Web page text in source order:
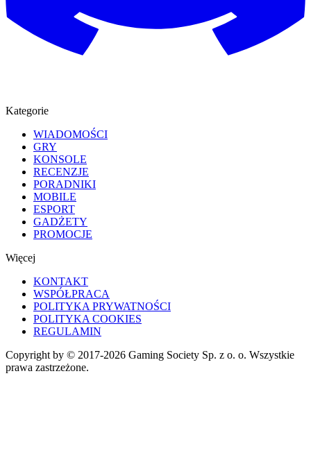
Kategorie
WIADOMOŚCI
GRY
KONSOLE
RECENZJE
PORADNIKI
MOBILE
ESPORT
GADŻETY
PROMOCJE
Więcej
KONTAKT
WSPÓŁPRACA
POLITYKA PRYWATNOŚCI
POLITYKA COOKIES
REGULAMIN
Copyright by © 2017-2026 Gaming Society Sp. z o. o. Wszystkie
prawa zastrzeżone.